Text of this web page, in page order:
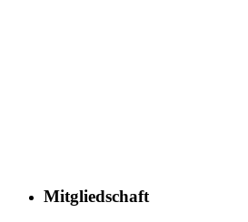
Mitgliedschaft